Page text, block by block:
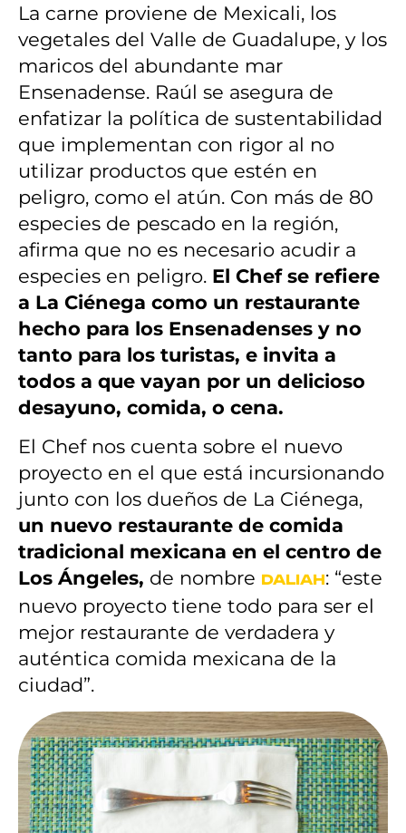
La carne proviene de Mexicali, los
vegetales del Valle de Guadalupe, y los
maricos del abundante mar
Ensenadense. Raúl se asegura de
enfatizar la política de sustentabilidad
que implementan con rigor al no
utilizar productos que estén en
peligro, como el atún. Con más de 80
especies de pescado en la región,
afirma que no es necesario acudir a
especies en peligro. El Chef se refiere
a La Ciénega como un restaurante
hecho para los Ensenadenses y no
tanto para los turistas, e invita a
todos a que vayan por un delicioso
desayuno, comida, o cena.
El Chef nos cuenta sobre el nuevo
proyecto en el que está incursionando
junto con los dueños de La Ciénega,
un nuevo restaurante de comida
tradicional mexicana en el centro de
Los Ángeles, de nombre DALIAH: “este
nuevo proyecto tiene todo para ser el
mejor restaurante de verdadera y
auténtica comida mexicana de la
ciudad”.